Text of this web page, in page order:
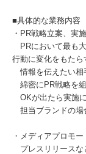
■具体的な業務内容
・PR戦略立案、実施
PRにおいて最も
行動に変化をもたら
情報を伝えたい相
綿密にPR戦略を組
OKが出たら実施
担当ブランドの場
・メディアプロモー
プレスリリースな